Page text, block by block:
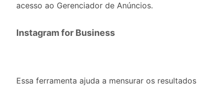
acesso ao Gerenciador de Anúncios.
Instagram for Business
Essa ferramenta ajuda a mensurar os resultados